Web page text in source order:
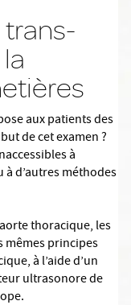
aux patients des
de cet examen ?
à
d’autres méthodes
thoracique, les
mêmes principes
à l’aide d’un
ultrasonore de